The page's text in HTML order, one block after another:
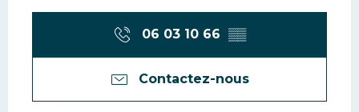
Ouverture et
06 03 10 66 ▒▒
Contactez-nous